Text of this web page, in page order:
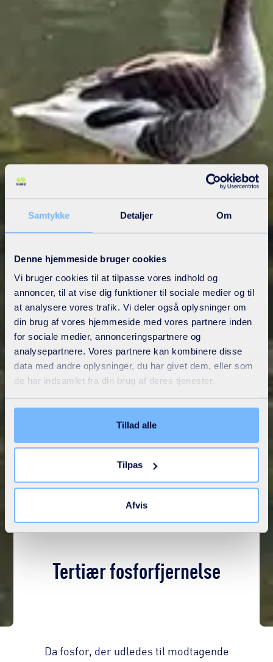
Samtykke Detaljer Om
Denne hjemmeside bruger cookies
Vi bruger cookies til at tilpasse vores indhold og
annoncer, til at vise dig funktioner til sociale medier og til
at analysere vores trafik. Vi deler også oplysninger om
din brug af vores hjemmeside med vores partnere inden
for sociale medier, annonceringspartnere og
analysepartnere. Vores partnere kan kombinere disse
data med andre oplysninger, du har givet dem, eller som
de har indsamlet fra din brug af deres tjenester.
Tillad alle
Tilpas
Afvis
Tertiær fosforfjernelse
Da fosfor, der udledes til modtagende